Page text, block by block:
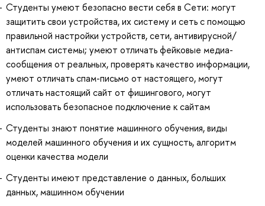
Студенты умеют безопасно вести себя в Сети: могут
защитить свои устройства, их систему и сеть с помощью
правильной настройки устройств, сети, антивирусной/
антиспам системы; умеют отличать фейковые медиа-
сообщения от реальных, проверять качество информации,
умеют отличать спам-письмо от настоящего, могут
отличать настоящий сайт от фишингового, могут
использовать безопасное подключение к сайтам
Студенты знают понятие машинного обучения, виды
моделей машинного обучения и их сущность, алгоритм
оценки качества модели
Студенты имеют представление о данных, больших
данных, машинном обучении